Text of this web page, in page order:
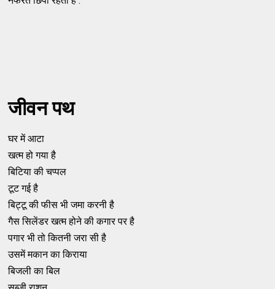
जीवन पथ
घर में आटा
खत्म हो गया है
बिटिया की चप्पल
टूट गई है
बिट्टू की फीस भी जमा करनी है
गैस सिलेंडर खत्म होने की कगार पर है
पगार भी तो कितनी जरा सी है
उसमें मकान का किराया
बिजली का बिल